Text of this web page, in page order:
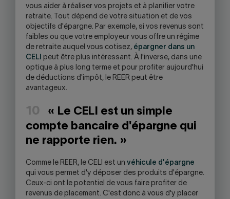
vous aider à réaliser vos projets et à planifier votre
retraite. Tout dépend de votre situation et de vos
objectifs d'épargne. Par exemple, si vos revenus sont
faibles ou que votre employeur vous offre un régime
de retraite auquel vous cotisez, épargner dans un
CELI
peut être plus intéressant. À l'inverse, dans une
optique à plus long terme et pour profiter aujourd'hui
de déductions d'impôt, le REER peut être
avantageux.
10
« Le CELI est un simple
compte bancaire d'épargne qui
ne rapporte rien. »
Comme le REER, le CELI est un véhicule d'épargne
qui vous permet d'y déposer des produits d'épargne.
Ceux-ci ont le potentiel de vous faire profiter de
revenus de placement. C'est donc à vous d'y placer